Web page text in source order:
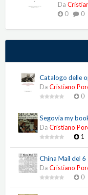
Da
0
0
Catalogo delle
Da Cristiano
0
Segovia my
Da Cristiano
1
China Mail del
Da Cristiano
0